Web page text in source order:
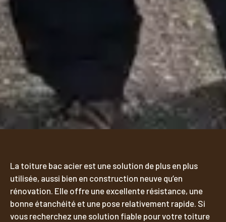
La toiture bac acier est une solution de plus en plus
utilisée, aussi bien en construction neuve qu’en
rénovation. Elle offre une excellente résistance, une
bonne étanchéité et une pose relativement rapide. Si
vous recherchez une solution fiable pour votre toiture